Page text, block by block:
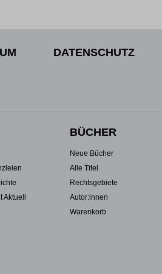
DATENSCHUTZ
BÜCHER
Neue Bücher
Alle Titel
Rechtsgebiete
Autor:innen
Warenkorb